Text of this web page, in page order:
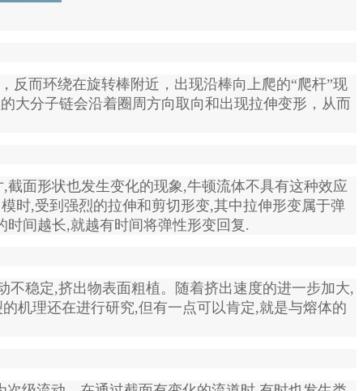
而环绕在旋转棒附近，出现沿棒向上爬的“爬杆”现
大分子链会沿着圈周方向取向和出现拉伸变形，从而
面形状也发生变化的现象,牛顿流体不具有这种效应
时,受到强烈的拉伸和剪切形变,其中拉伸形变属于弹
间越长,就越有时间将弹性形变回复.
稳定,挤出物表面粗植。随着挤出速度的进一步加大,
机理还在进行研究,但有一点可以肯定,就是与熔体的